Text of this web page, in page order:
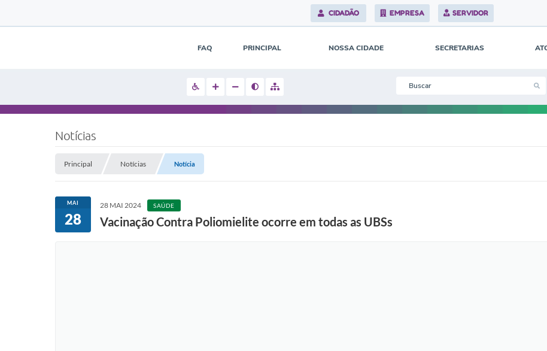
CIDADÃO EMPRESA SERVIDOR
FAQ PRINCIPAL NOSSA CIDADE SECRETARIAS
Notícias
Principal Notícias Notícia
MAI
28
28 MAI 2024 SAÚDE
Vacinação Contra Poliomielite ocorre em todas as UBSs